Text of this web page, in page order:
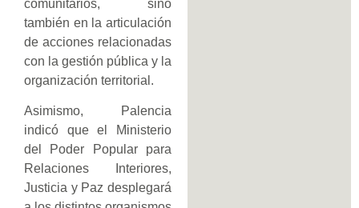
comunitarios, sino
también en la articulación
de acciones relacionadas
con la gestión pública y la
organización territorial.
Asimismo, Palencia
indicó que el Ministerio
del Poder Popular para
Relaciones Interiores,
Justicia y Paz desplegará